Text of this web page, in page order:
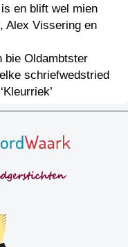
en blift wel mien
Alex Vissering en
bie Oldambtster
schriefwedstried